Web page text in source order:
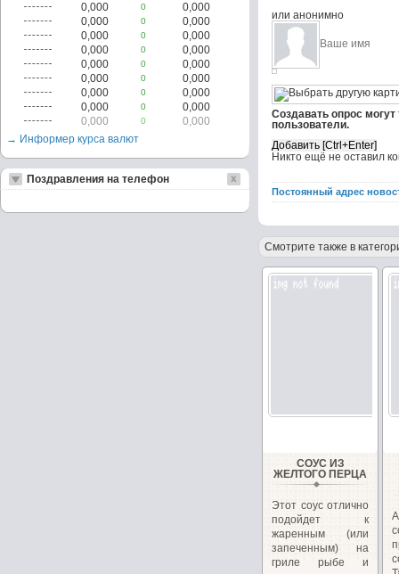
или анонимно
Создавать опрос
пользователи.
Никто ещё не оставил
Постоянный адрес
Смотрите также в
СОУС ИЗ
ЖЕЛТОГО ПЕРЦА
Этот соус отлично
подойдет к
жаренным (или
запеченным) на
гриле рыбе и
0,000
0
0,000
0,000
0
0,000
0,000
0
0,000
0,000
0
0,000
0,000
0
0,000
0,000
0
0,000
0,000
0
0,000
0,000
0
0,000
0,000
0
0,000
→ Информер курса валют
Поздравления на телефон